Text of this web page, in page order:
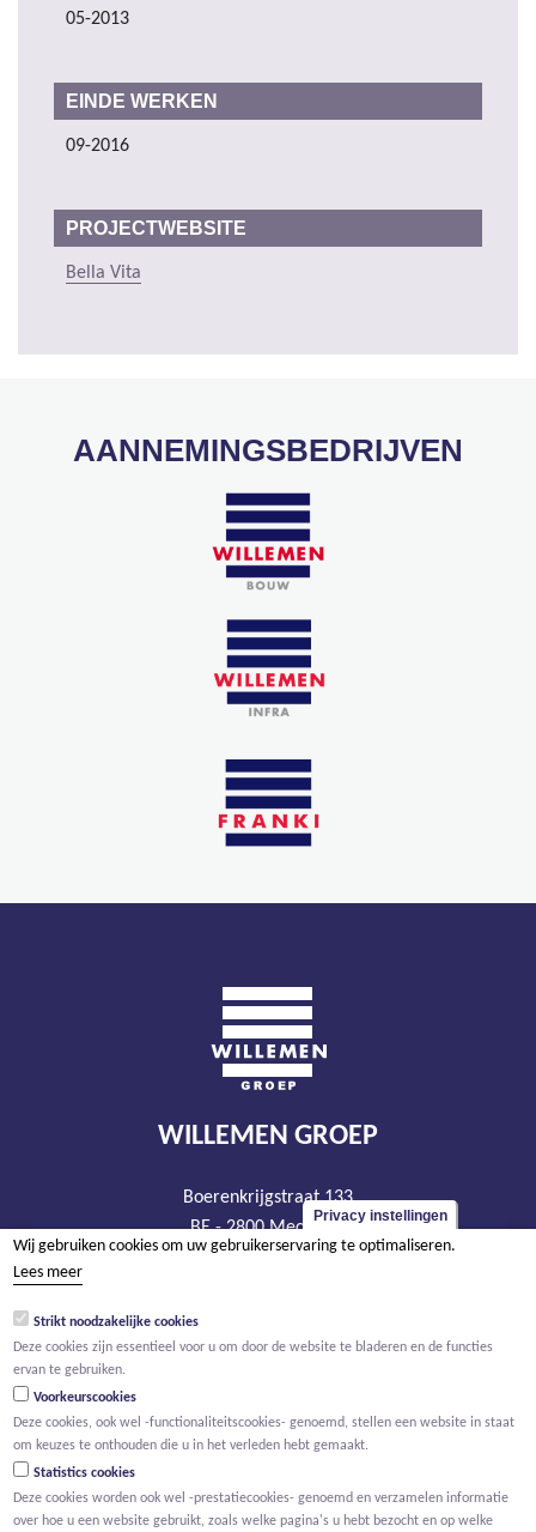
05-2013
EINDE WERKEN
09-2016
PROJECTWEBSITE
Bella Vita
AANNEMINGSBEDRIJVEN
WILLEMEN GROEP
Boerenkrijgstraat 133
BE - 2800 Mechelen
tel +32 15 569 965
BTW BE 0466.256.432
Privacy instellingen
Wij gebruiken cookies om uw gebruikerservaring te optimaliseren.
Lees meer
Strikt noodzakelijke cookies
Deze cookies zijn essentieel voor u om door de website te bladeren en de functies
ervan te gebruiken.
Voorkeurscookies
Deze cookies, ook wel -functionaliteitscookies- genoemd, stellen een website in staat
om keuzes te onthouden die u in het verleden hebt gemaakt.
Statistics cookies
Deze cookies worden ook wel -prestatiecookies- genoemd en verzamelen informatie
over hoe u een website gebruikt, zoals welke pagina's u hebt bezocht en op welke